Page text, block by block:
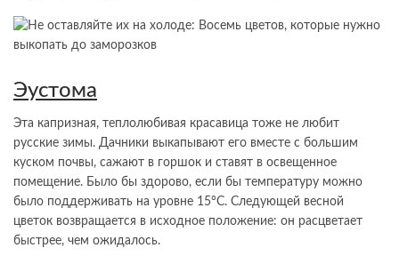
Эустома
Эта капризная, теплолюбивая красавица тоже не любит
русские зимы. Дачники выкапывают его вместе с большим
куском почвы, сажают в горшок и ставят в освещенное
помещение. Было бы здорово, если бы температуру можно
было поддерживать на уровне 15°C. Следующей весной
цветок возвращается в исходное положение: он расцветает
быстрее, чем ожидалось.